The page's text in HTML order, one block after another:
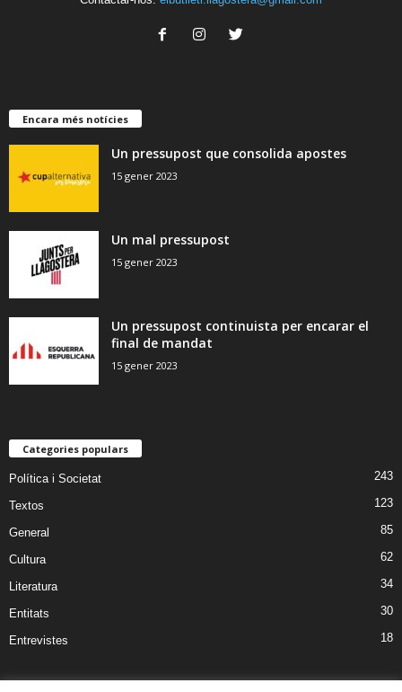
Encara més notícies
Un pressupost que consolida apostes
15 gener 2023
Un mal pressupost
15 gener 2023
Un pressupost continuista per encarar el
final de mandat
15 gener 2023
Categories populars
Política i Societat 243
Textos 123
General 85
Cultura 62
Literatura 34
Entitats 30
Entrevistes 18